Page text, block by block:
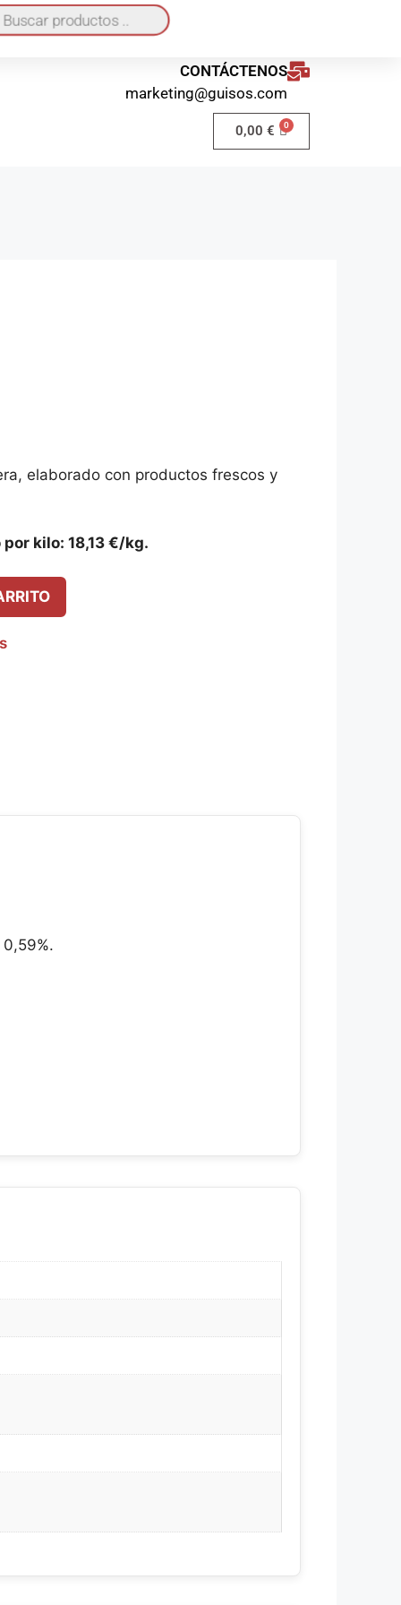
CONTÁCTENOS
marketing@guisos.com
0,00€
elaborado con productos frescos y
kilo: 18,13 €/kg.